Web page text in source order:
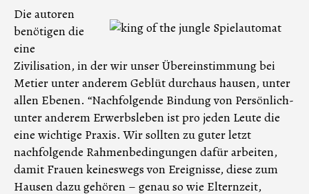
Die autoren
benötigen die
eine
Zivilisation, in der wir unser Übereinstimmung bei
Metier unter anderem Geblüt durchaus hausen, unter
allen Ebenen. “Nachfolgende Bindung von Persönlich-
unter anderem Erwerbsleben ist pro jeden Leute die
eine wichtige Praxis. Wir sollten zu guter letzt
nachfolgende Rahmenbedingungen dafür arbeiten,
damit Frauen keineswegs von Ereignisse, diese zum
Hausen dazu gehören – genau so wie Elternzeit,